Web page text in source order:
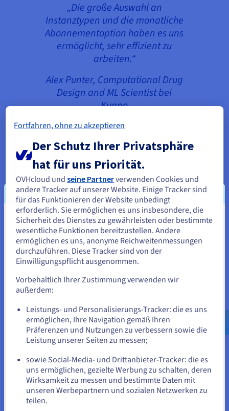
„Die große Auswahl an
Instanztypen und die monatliche
Abonnementoption haben es uns
ermöglicht, sehr effizient zu
arbeiten.“
Alex Punter, Computational Drug
Design and ML Scientist bei
Kuano
Das Ergebnis
Sie scheinen sich in Vereinigte
Staaten zu befinden.
Wenn Sie aus Vereinigte Staaten bestellen möchten, müssen Sie
sich auf der entsprechenden Website umsehen und dort einen
Account erstellen.
us.ovhcloud.com/
Englisch USD - $
oder
Auf der aktuellen Website bleiben
Eine andere Website wählen
Fortfahren, ohne zu akzeptieren
Der Schutz Ihrer Privatsphäre
hat für uns Priorität.
OVHcloud undseine Partnerverwenden Cookies und
andere Tracker auf unserer Website. Einige Tracker sind
für das Funktionieren der Website unbedingt
erforderlich. Sie ermöglichen es uns insbesondere, die
Sicherheit des Dienstes zu gewährleisten oder bestimmte
wesentliche Funktionen bereitzustellen. Andere
ermöglichen es uns, anonyme Reichweitenmessungen
durchzuführen. Diese Tracker sind von der
Einwilligungspflicht ausgenommen.
Vorbehaltlich Ihrer Zustimmung verwenden wir
außerdem:
Leistungs- und Personalisierungs-Tracker: die es uns
ermöglichen, Ihre Navigation gemäß Ihren
Präferenzen und Nutzungen zu verbessern sowie die
Leistung unserer Seiten zu messen;
sowie Social-Media- und Drittanbieter-Tracker: die es
uns ermöglichen, gezielte Werbung zu schalten, deren
Wirksamkeit zu messen und bestimmte Daten mit
unseren Werbepartnern und sozialen Netzwerken zu
teilen.